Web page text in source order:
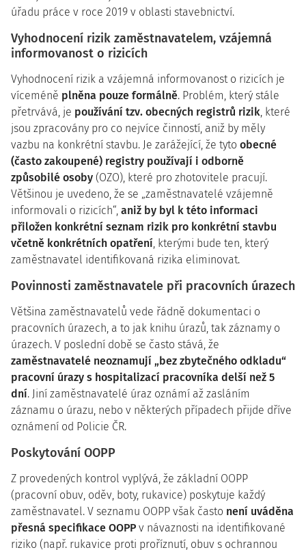
úřadu práce v roce 2019 v oblasti stavebnictví.
Vyhodnocení rizik zaměstnavatelem, vzájemná
informovanost o rizicích
Vyhodnocení rizik a vzájemná informovanost o rizicích je
víceméně plněna pouze formálně. Problém, který stále
přetrvává, je používání tzv. obecných registrů rizik, které
jsou zpracovány pro co nejvíce činností, aniž by měly
vazbu na konkrétní stavbu. Je zarážející, že tyto obecné
(často zakoupené) registry používají i odborně
způsobilé osoby (OZO), které pro zhotovitele pracují.
Většinou je uvedeno, že se „zaměstnavatelé vzájemně
informovali o rizicích“, aniž by byl k této informaci
přiložen konkrétní seznam rizik pro konkrétní stavbu
včetně konkrétních opatření, kterými bude ten, který
zaměstnavatel identifikovaná rizika eliminovat.
Povinnosti zaměstnavatele při pracovních úrazech
Většina zaměstnavatelů vede řádně dokumentaci o
pracovních úrazech, a to jak knihu úrazů, tak záznamy o
úrazech. V poslední době se často stává, že
zaměstnavatelé neoznamují „bez zbytečného odkladu“
pracovní úrazy s hospitalizací pracovníka delší než 5
dní. Jiní zaměstnavatelé úraz oznámí až zasláním
záznamu o úrazu, nebo v některých případech přijde dříve
oznámení od Policie ČR.
Poskytování OOPP
Z provedených kontrol vyplývá, že základní OOPP
(pracovní obuv, oděv, boty, rukavice) poskytuje každý
zaměstnavatel. V seznamu OOPP však často není uváděna
přesná specifikace OOPP v návaznosti na identifikované
riziko (např. rukavice proti proříznutí, obuv s ochrannou